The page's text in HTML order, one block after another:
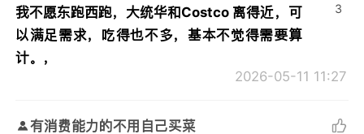
我不愿东跑西跑，大统华和Costco 离得近，可
以满足需求，吃得也不多，基本不觉得需要算
计。，
2026-05-11 11:27
3
有消费能力的不用自己买菜